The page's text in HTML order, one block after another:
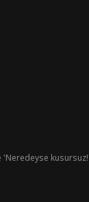
'Neredeyse